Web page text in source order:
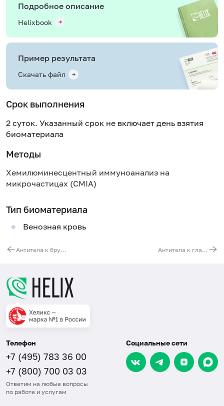
Подробное описание
Helixbook
Пример результата
Скачать файл
Срок выполнения
2 суток. Указанный срок не включает день взятия
биоматериала
Методы
Хемилюминесцентный иммуноанализ на
микрочастицах (CMIA)
Тип биоматериала
Венозная кровь
Антитела к бруцеллам (Brucella, IgG) Антитела к главному белку наружной мембраны МОМР и мембраноассоциированному плазмидному белку Pgp3 Chlamydia trachomatis, IgG
Телефон
+7 (495) 783 36 00
+7 (800) 700 03 03
Ответим на любые вопросы
по работе и услугам
Социальные сети